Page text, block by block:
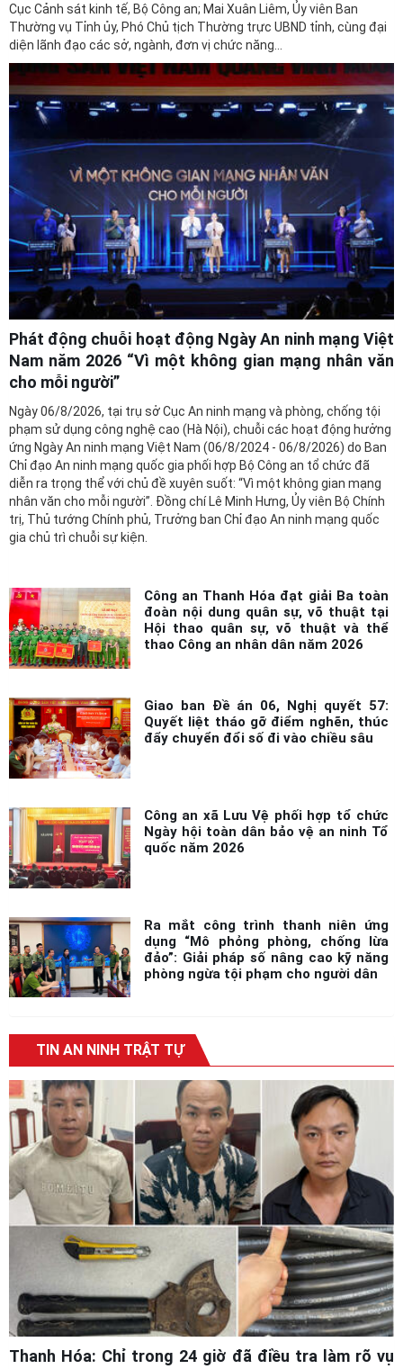
Cục Cảnh sát kinh tế, Bộ Công an; Mai Xuân Liêm, Ủy viên Ban
Thường vụ Tỉnh ủy, Phó Chủ tịch Thường trực UBND tỉnh, cùng đại
diện lãnh đạo các sở, ngành, đơn vị chức năng...
Phát động chuỗi hoạt động Ngày An ninh mạng Việt
Nam năm 2026 “Vì một không gian mạng nhân văn
cho mỗi người”
Ngày 06/8/2026, tại trụ sở Cục An ninh mạng và phòng, chống tội
phạm sử dụng công nghệ cao (Hà Nội), chuỗi các hoạt động hưởng
ứng Ngày An ninh mạng Việt Nam (06/8/2024 - 06/8/2026) do Ban
Chỉ đạo An ninh mạng quốc gia phối hợp Bộ Công an tổ chức đã
diễn ra trọng thể với chủ đề xuyên suốt: “Vì một không gian mạng
nhân văn cho mỗi người”. Đồng chí Lê Minh Hưng, Ủy viên Bộ Chính
trị, Thủ tướng Chính phủ, Trưởng ban Chỉ đạo An ninh mạng quốc
gia chủ trì chuỗi sự kiện.
Công an Thanh Hóa đạt giải Ba toàn
đoàn nội dung quân sự, võ thuật tại
Hội thao quân sự, võ thuật và thể
thao Công an nhân dân năm 2026
Giao ban Đề án 06, Nghị quyết 57:
Quyết liệt tháo gỡ điểm nghẽn, thúc
đẩy chuyển đổi số đi vào chiều sâu
Công an xã Lưu Vệ phối hợp tổ chức
Ngày hội toàn dân bảo vệ an ninh Tổ
quốc năm 2026
Ra mắt công trình thanh niên ứng
dụng “Mô phỏng phòng, chống lừa
đảo”: Giải pháp số nâng cao kỹ năng
phòng ngừa tội phạm cho người dân
TIN AN NINH TRẬT TỰ
Thanh Hóa: Chỉ trong 24 giờ đã điều tra làm rõ vụ